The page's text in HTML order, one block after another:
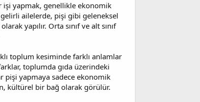
işi yapmak, genellikle ekonomik
ailelerde, pişi gibi geleneksel
yapılır. Orta sınıf ve alt sınıf
toplum kesiminde farklı anlamlar
toplumda gıda üzerindeki
pişi yapmaya sadece ekonomik
kültürel bir bağ olarak görülür.